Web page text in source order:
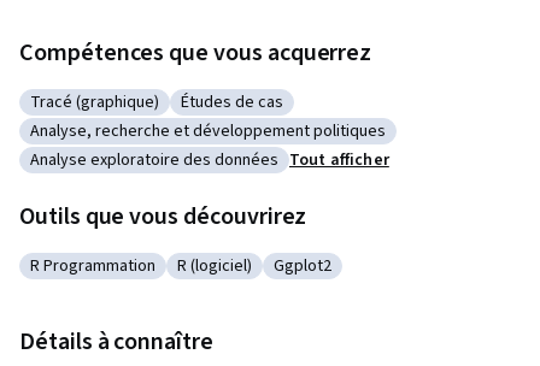
Compétences que vous acquerrez
Catégorie : Tracé (graphique)
Tracé (graphique) Catégorie : Études de cas
Études de cas
Catégorie : Analyse, recherche et développement politiques
Analyse, recherche et développement politiques
Catégorie : Analyse exploratoire des données
Analyse exploratoire des données Tout afficher
Outils que vous découvrirez
Catégorie : R Programmation
R Programmation Catégorie : R (logiciel)
R (logiciel) Catégorie : Ggplot2
Ggplot2
Détails à connaître